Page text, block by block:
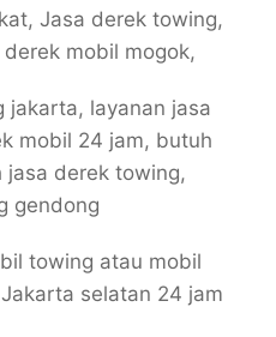
Jasa derek towing,
mobil mogok,
jakarta, layanan jasa
mobil 24 jam, butuh
jasa derek towing,
gendong
towing atau mobil
selatan 24 jam